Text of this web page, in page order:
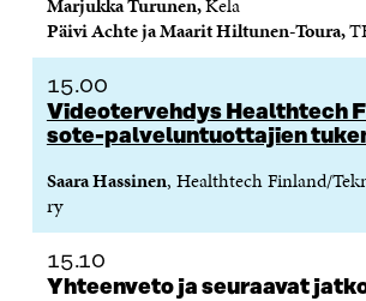
Päivi Achte ja Maarit Hiltunen-Toura,
15.00
Videotervehdys Healthtech
sote-palveluntuottajien
Saara Hassinen, Healthtech Finland/
ry
15.10
Yhteenveto ja seuraavat